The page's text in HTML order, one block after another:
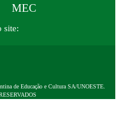
MEC
site:
de Educação e Cultura SA/UNOESTE.